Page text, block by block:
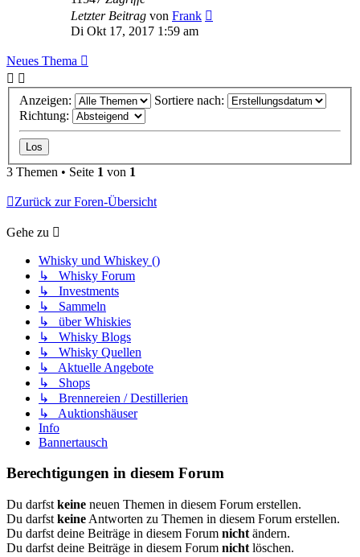
Letzter Beitrag von Frank
Di Okt 17, 2017 1:59 am
Neues Thema
Anzeigen:
Sortiere nach:
Richtung:
3 Themen • Seite 1 von 1
Zurück zur Foren-Übersicht
Gehe zu
Whisky und Whiskey ()
↳ Whisky Forum
↳ Investments
↳ Sammeln
↳ über Whiskies
↳ Whisky Blogs
↳ Whisky Quellen
↳ Aktuelle Angebote
↳ Shops
↳ Brennereien / Destillerien
↳ Auktionshäuser
Info
Bannertausch
Berechtigungen in diesem Forum
Du darfst keine neuen Themen in diesem Forum erstellen.
Du darfst keine Antworten zu Themen in diesem Forum erstellen.
Du darfst deine Beiträge in diesem Forum nicht ändern.
Du darfst deine Beiträge in diesem Forum nicht löschen.